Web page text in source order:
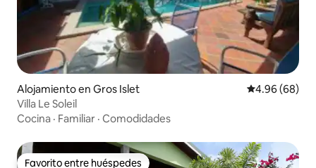
Alojamiento en Gros Islet Calificación
4.96 (68)
Villa Le Soleil
Cocina · Familiar · Comodidades
Favorito entre huéspedes